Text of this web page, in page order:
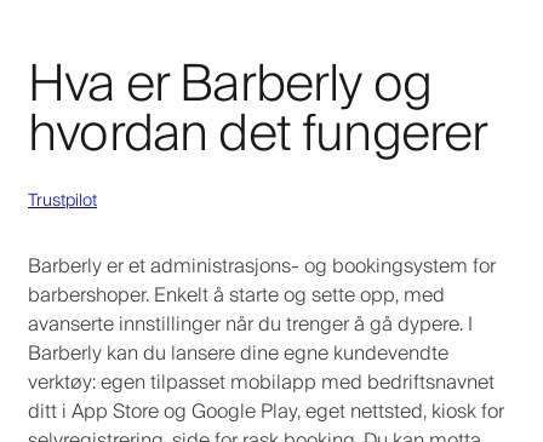
Hva er Barberly og
hvordan det fungerer
Trustpilot
Barberly er et administrasjons- og bookingsystem for
barbershoper. Enkelt å starte og sette opp, med
avanserte innstillinger når du trenger å gå dypere. I
Barberly kan du lansere dine egne kundevendte
verktøy: egen tilpasset mobilapp med bedriftsnavnet
ditt i App Store og Google Play, eget nettsted, kiosk for